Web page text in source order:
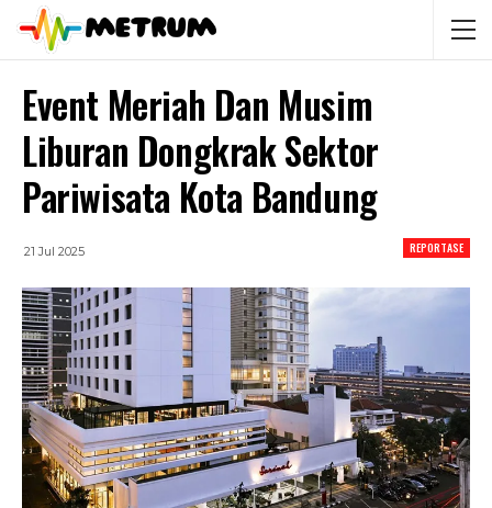
Event Meriah Dan Musim
Liburan Dongkrak Sektor
Pariwisata Kota Bandung
REPORTASE
21 Jul 2025